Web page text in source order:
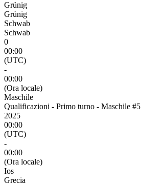
Grünig
Grünig
Schwab
Schwab
0
00:00
(UTC)
-
00:00
(Ora locale)
Maschile
Qualificazioni - Primo turno - Maschile #5
2025
00:00
(UTC)
-
00:00
(Ora locale)
Ios
Grecia